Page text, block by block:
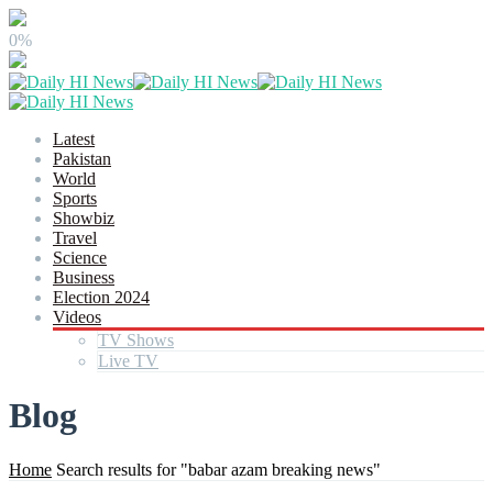
0%
Latest
Pakistan
World
Sports
Showbiz
Travel
Science
Business
Election 2024
Videos
TV Shows
Live TV
Blog
Home Search results for "babar azam breaking news"